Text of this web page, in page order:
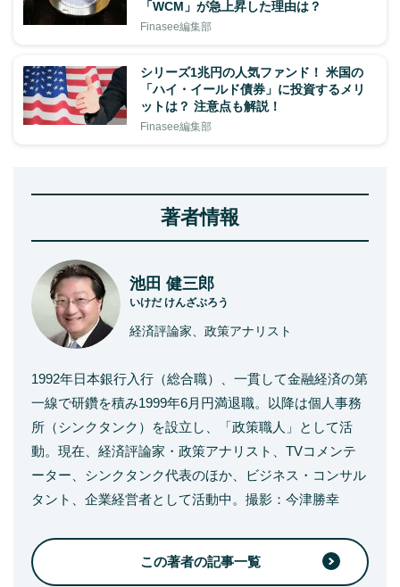
「WCM」が急上昇した理由は？
Finasee編集部
シリーズ1兆円の人気ファンド！ 米国の
「ハイ・イールド債券」に投資するメリ
ットは？ 注意点も解説！
Finasee編集部
著者情報
池田 健三郎
いけだ けんざぶろう
経済評論家、政策アナリスト
1992年日本銀行入行（総合職）、一貫して金融経済の第
一線で研鑽を積み1999年6月円満退職。以降は個人事務
所（シンクタンク）を設立し、「政策職人」として活
動。現在、経済評論家・政策アナリスト、TVコメンテ
ーター、シンクタンク代表のほか、ビジネス・コンサル
タント、企業経営者として活動中。撮影：今津勝幸
この著者の記事一覧